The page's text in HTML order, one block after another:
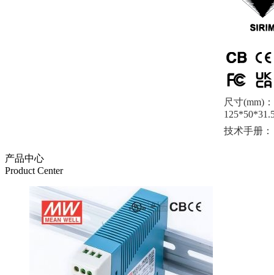
尺寸(mm)：
技术手册：
产品中心
Product Center